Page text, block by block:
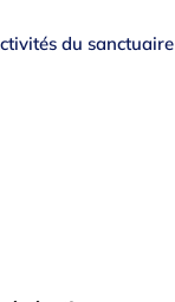
du sanctuaire